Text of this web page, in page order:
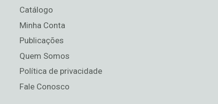
Catálogo
Minha Conta
Publicações
Quem Somos
Política de privacidade
Fale Conosco